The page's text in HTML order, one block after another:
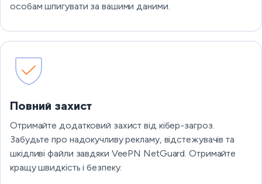
особам шпигувати за вашими даними.
Повний захист
Отримайте додатковий захист від кібер-загроз.
Забудьте про надокучливу рекламу, відстежувачів та
шкідливі файли завдяки VeePN NetGuard. Отримайте
кращу швидкість і безпеку.